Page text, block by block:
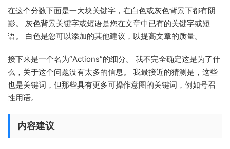
在这个分数下面是一大块关键字，在白色或灰色背景下都有阴
影。 灰色背景关键字或短语是您在文章中已有的关键字或短
语。 白色是您可以添加的其他建议，以提高文章的质量。
接下来是一个名为“Actions”的细分。 我不完全确定这是为了什
么，关于这个问题没有太多的信息。 我最接近的猜测是，这些
也是关键词，但那些具有更多可操作意图的关键词，例如号召
性用语。
内容建议